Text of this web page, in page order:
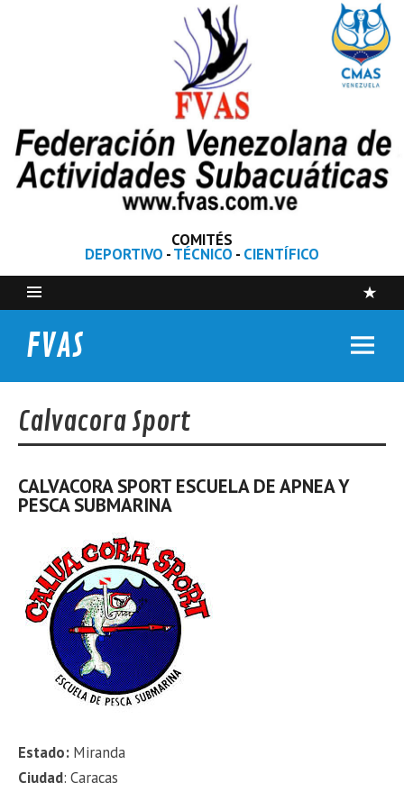
COMITÉS
DEPORTIVO -TÉCNICO - CIENTÍFICO
FVAS
Calvacora Sport
CALVACORA SPORT ESCUELA DE APNEA Y
PESCA SUBMARINA
Estado: Miranda
Ciudad: Caracas